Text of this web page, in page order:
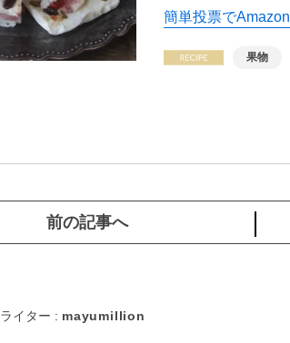
簡単投票で
果物
前の記事へ
ライター : mayumillion